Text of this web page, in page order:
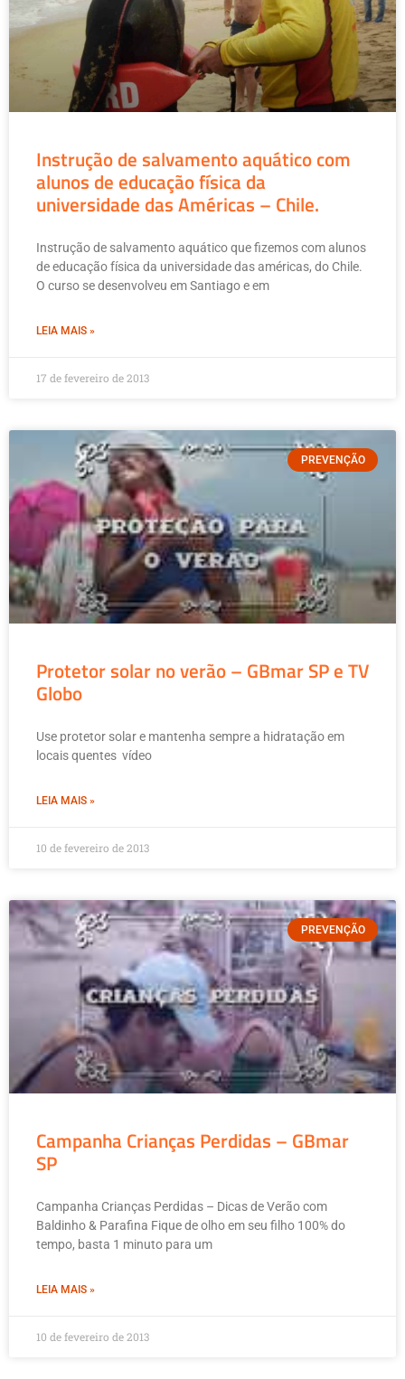
Instrução de salvamento aquático com
alunos de educação física da
universidade das Américas – Chile.
Instrução de salvamento aquático que fizemos com alunos
de educação física da universidade das américas, do Chile.
O curso se desenvolveu em Santiago e em
LEIA MAIS »
17 de fevereiro de 2013
PREVENÇÃO
Protetor solar no verão – GBmar SP e TV
Globo
Use protetor solar e mantenha sempre a hidratação em
locais quentes vídeo
LEIA MAIS »
10 de fevereiro de 2013
PREVENÇÃO
Campanha Crianças Perdidas – GBmar
SP
Campanha Crianças Perdidas – Dicas de Verão com
Baldinho & Parafina Fique de olho em seu filho 100% do
tempo, basta 1 minuto para um
LEIA MAIS »
10 de fevereiro de 2013